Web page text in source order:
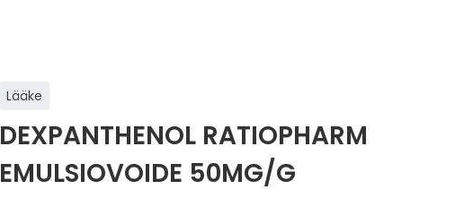
Lääke
DEXPANTHENOL RATIOPHARM
EMULSIOVOIDE 50MG/G